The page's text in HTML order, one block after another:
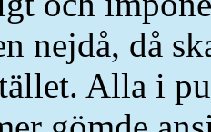
nejdå, då
Alla i